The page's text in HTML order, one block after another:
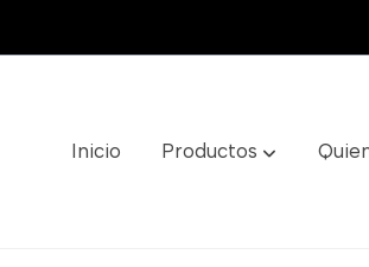
Inicio Productos
Elx10 Stickers Aufkleber